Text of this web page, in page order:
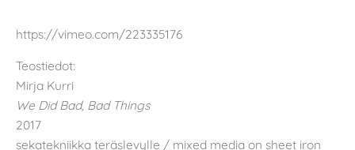
https://vimeo.com/223335176
Teostiedot:
Mirja Kurri
We Did Bad, Bad Things
2017
sekatekniikka teräslevylle / mixed media on sheet iron